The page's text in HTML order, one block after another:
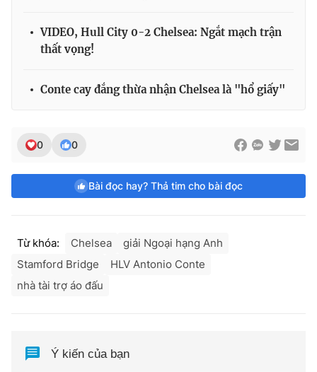
VIDEO, Hull City 0-2 Chelsea: Ngắt mạch trận
thất vọng!
Conte cay đắng thừa nhận Chelsea là "hổ giấy"
0 0
Bài đọc hay? Thả tim cho bài đọc
Từ khóa: Chelsea
giải Ngoại hạng Anh
Stamford Bridge
HLV Antonio Conte
nhà tài trợ áo đấu
Ý kiến của bạn